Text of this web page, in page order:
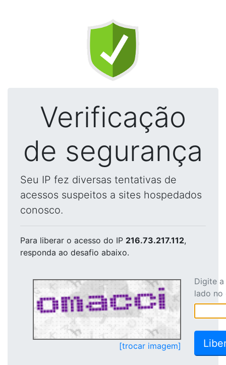
Verificação
de segurança
Seu IP fez diversas tentativas de
acessos suspeitos a sites hospedados
conosco.
Para liberar o acesso do IP 216.73.217.112,
responda ao desafio abaixo.
[trocar imagem]
Digite
lado no